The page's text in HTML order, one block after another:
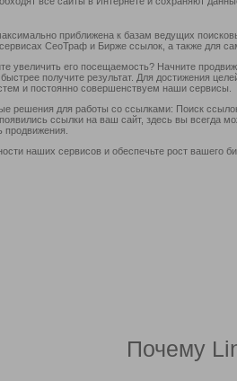
приближена к базам ведущих
СеоТраф и Бирже ссылок, а также для
увеличить его посещаемость? Начните
получите результат. Для достижения
и постоянно совершенствуем наши сервисы.
решения для работы со ссылками: Поиск
ссылки на ваш сайт, здесь вы всегда
наших сервисов и обеспечьте рост вашего
Почему